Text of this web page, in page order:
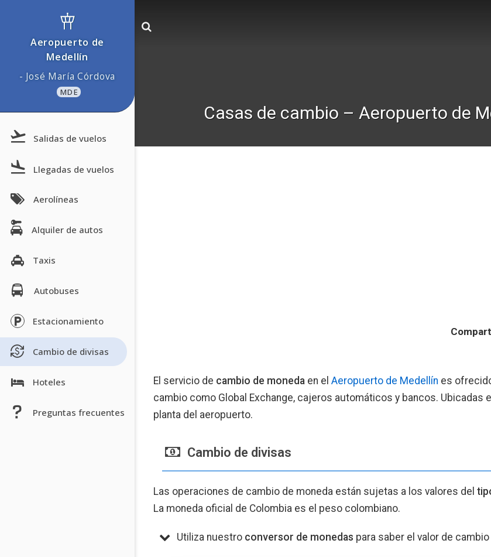
Aeropuerto de
Medellín
- José María Córdova
MDE
Salidas de vuelos
Llegadas de vuelos
Aerolíneas
Alquiler de autos
Taxis
Autobuses
Estacionamiento
Cambio de divisas
Hoteles
Preguntas frecuentes
Casas de cambio – Aeropuerto de
El servicio de cambio de moneda en el Aeropuerto de Medellín es
cambio como Global Exchange, cajeros automáticos y bancos. Ubicadas
planta del aeropuerto.
Cambio de divisas
Las operaciones de cambio de moneda están sujetas a los valores del
La moneda oficial de Colombia es el peso colombiano.
Utiliza nuestro conversor de monedas para saber el valor de